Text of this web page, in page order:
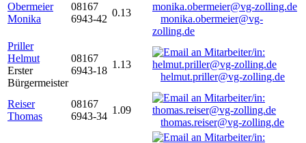
Obermeier
Monika
08167
6943-42
0.13
monika.obermeier@vg-
zolling.de
Priller
Helmut
Erster
Bürgermeister
08167
6943-18
1.13
helmut.priller@vg-zolling.de
Reiser
Thomas
08167
6943-34
1.09
thomas.reiser@vg-zolling.de